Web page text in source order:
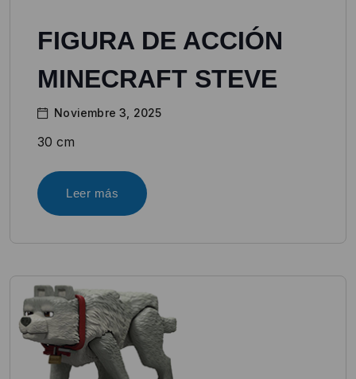
FIGURA DE ACCIÓN
MINECRAFT STEVE
Noviembre 3, 2025
30 cm
Leer más